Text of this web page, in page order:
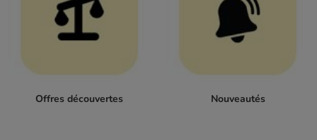
Offres découvertes Nouveautés